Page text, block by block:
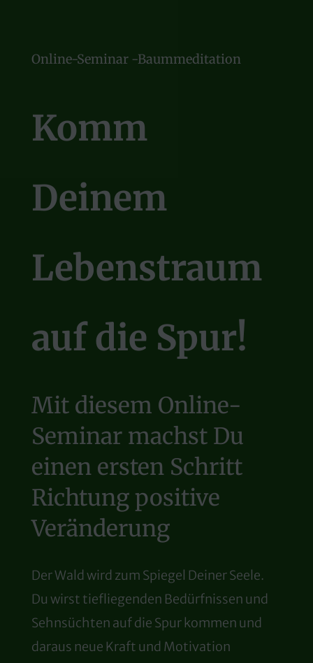
Online-Seminar -Baummeditation
Komm
Deinem
Lebenstraum
auf die Spur!
Mit diesem Online-
Seminar machst Du
einen ersten Schritt
Richtung positive
Veränderung
Der Wald wird zum Spiegel Deiner Seele.
Du wirst tiefliegenden Bedürfnissen und
Sehnsüchten auf die Spur kommen und
daraus neue Kraft und Motivation